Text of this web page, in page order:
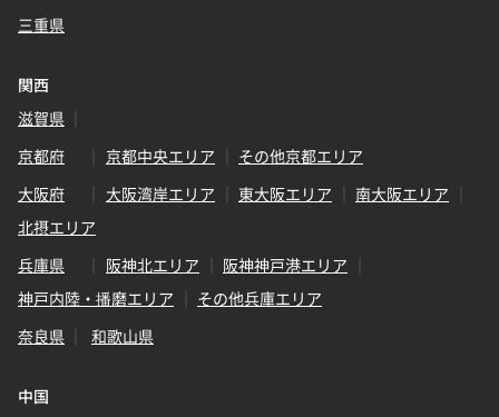
三重県
関西
滋賀県
京都府
京都中央エリア
その他京都エリア
大阪府
大阪湾岸エリア 東大阪エリア
南大阪エリア
北摂エリア
兵庫県
阪神北エリア
阪神神戸港エリア
神戸内陸・播磨エリア
その他兵庫エリア
奈良県
和歌山県
中国